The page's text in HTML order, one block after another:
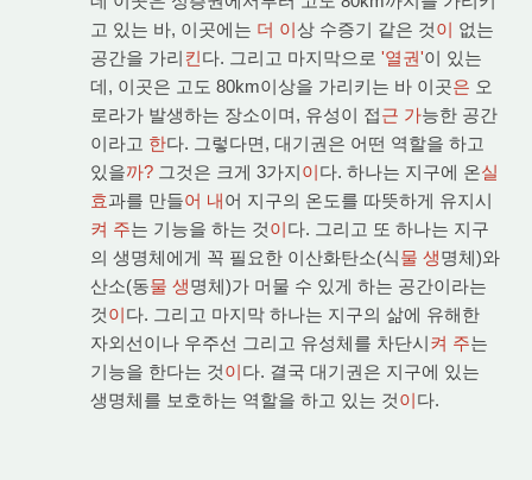
고 있는 바, 이곳에는 더 이상 수증기 같은 것이 없는
공간을 가리킨다. 그리고 마지막으로 '열권'이 있는
데, 이곳은 고도 80km이상을 가리키는 바 이곳은 오
로라가 발생하는 장소이며, 유성이 접근 가능한 공간
이라고 한다. 그렇다면, 대기권은 어떤 역할을 하고
있을까? 그것은 크게 3가지이다. 하나는 지구에 온실
효과를 만들어 내어 지구의 온도를 따뜻하게 유지시
켜 주는 기능을 하는 것이다. 그리고 또 하나는 지구
의 생명체에게 꼭 필요한 이산화탄소(식물 생명체)와
산소(동물 생명체)가 머물 수 있게 하는 공간이라는
것이다. 그리고 마지막 하나는 지구의 삶에 유해한
자외선이나 우주선 그리고 유성체를 차단시켜 주는
기능을 한다는 것이다. 결국 대기권은 지구에 있는
생명체를 보호하는 역할을 하고 있는 것이다.